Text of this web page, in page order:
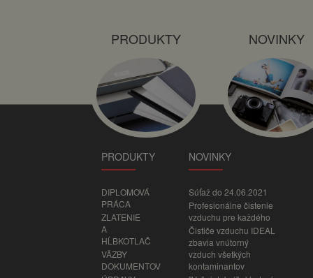
PRODUKTY NOVINKY
PRODUKTY
DIPLOMOVÁ
PRÁCA
ZLATENIE
A
HĹBKOTLAČ
VÄZBY
DOKUMENTOV
NOVINKY
Súťaž do 24.06.2021
Profesionálne čistenie
vzduchu pre každého
Čističe vzduchu IDEAL
zbavia vnútorný
vzduch všetkých
kontaminantov